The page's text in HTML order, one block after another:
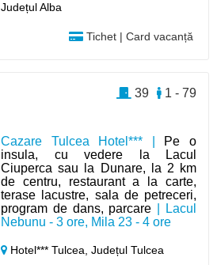
Județul Alba
Tichet | Card vacanță
Cazare Tulcea Hotel*** | Pe o
insula, cu vedere la Lacul
Ciuperca sau la Dunare, la 2 km
de centru, restaurant a la carte,
terase lacustre, sala de petreceri,
program de dans, parcare | Lacul
Nebunu - 3 ore, Mila 23 - 4 ore
Hotel*** Tulcea,Județul Tulcea
1 - 79
39